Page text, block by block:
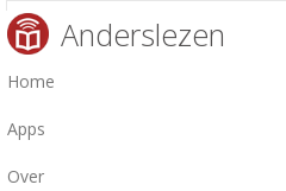
Anderslezen
Home
Apps
Over